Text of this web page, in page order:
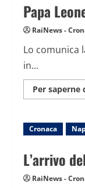
Papa
RaiNews -
Lo comunica
in...
Per saperne
Cronaca
L’arrivo
RaiNews -